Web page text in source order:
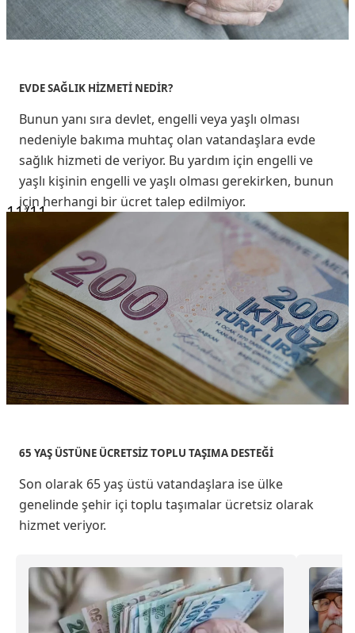
EVDE SAĞLIK HİZMETİ NEDİR?
Bunun yanı sıra devlet, engelli veya yaşlı olması
nedeniyle bakıma muhtaç olan vatandaşlara evde
sağlık hizmeti de veriyor. Bu yardım için engelli ve
yaşlı kişinin engelli ve yaşlı olması gerekirken, bunun
için herhangi bir ücret talep edilmiyor.
11/11
65 YAŞ ÜSTÜNE ÜCRETSİZ TOPLU TAŞIMA DESTEĞİ
Son olarak 65 yaş üstü vatandaşlara ise ülke
genelinde şehir içi toplu taşımalar ücretsiz olarak
hizmet veriyor.